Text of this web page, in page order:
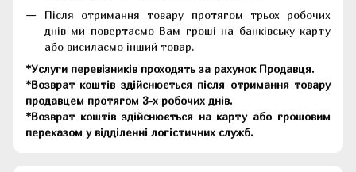
Після отримання товару протягом трьох робочих
днів ми повертаємо Вам гроші на банківську карту
або висилаємо інший товар.
*Услуги перевізників проходять за рахунок Продавця.
*Возврат коштів здійснюється після отримання товару
продавцем протягом 3-х робочих днів.
*Возврат коштів здійснюється на карту або грошовим
переказом у відділенні логістичних служб.